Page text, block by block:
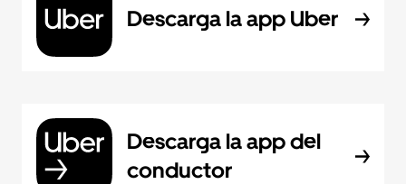
Descarga la app Uber
Descarga la app del
conductor